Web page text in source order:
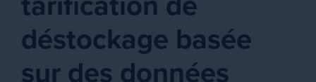
déstockage basée
sur des données